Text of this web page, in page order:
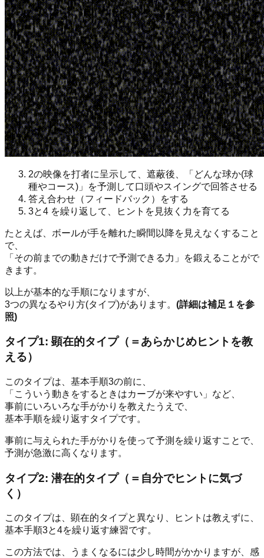
2の映像を打者に呈示して、遮蔽後、「どんな球か(球
種やコース)」を予測して口頭やスイングで回答させる
答え合わせ（フィードバック）をする
3と4 を繰り返して、ヒントを見抜く力を育てる
たとえば、ボールが手を離れた瞬間以降を見えなくすること
で、
「その前までの動きだけで予測できる力」を鍛えることがで
きます。
以上が基本的な手順になりますが、
3つの異なるやり方(タイプ)があります。 (詳細は補足１を参
照)
タイプ1: 顕在的タイプ（＝あらかじめヒントを教
える）
このタイプは、基本手順3の前に、
「こういう動きをするときはカーブが来やすい」など、
事前にいろいろな手がかりを教えたうえで、
基本手順を繰り返すタイプです。
事前に与えられた手がかりを使って予測を繰り返すことで、
予測が急激に高くなります。
タイプ2: 潜在的タイプ（＝自分でヒントに気づ
く）
このタイプは、顕在的タイプと異なり、ヒントは教えずに、
基本手順3と4を繰り返す練習です。
この方法では、うまくなるには少し時間がかかりますが、感